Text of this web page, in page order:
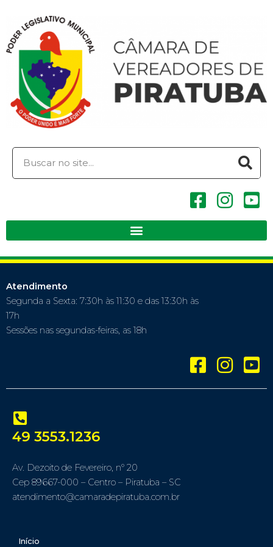
Atendimento
Segunda a Sexta: 7:30h às 11:30 e das 13:30h às
17h
Sessões nas segundas-feiras, as 18h
49 3553.1236
Av. Dezoito de Fevereiro, nº 20
Cep 89667-000 – Centro – Piratuba – SC
atendimento@camaradepiratuba.com.br
Início